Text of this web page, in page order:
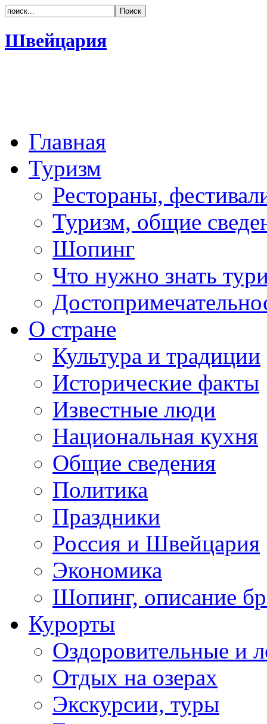
Швейцария
Главная
Туризм
Рестораны,
Туризм, общие
Шопинг
Что нужно знать
О стране
Культура и традиции
Исторические факты
Известные люди
Национальная кухня
Общие сведения
Политика
Праздники
Россия и Швейцария
Экономика
Шопинг, описание
Курорты
Оздоровительные и
Отдых на озерах
Экскурсии, туры